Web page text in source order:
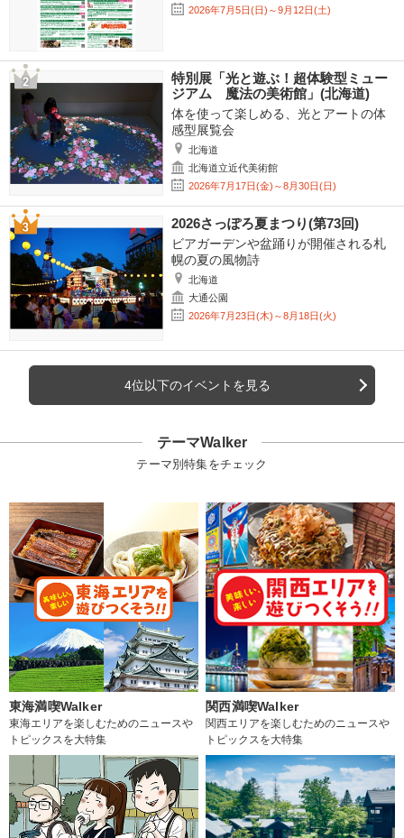
2026年7月5日(日)～9月12日(土)
特別展「光と遊ぶ！超体験型ミュー
ジアム 魔法の美術館」(北海道)
体を使って楽しめる、光とアートの体
感型展覧会
北海道
北海道立近代美術館
2026年7月17日(金)～8月30日(日)
2026さっぽろ夏まつり(第73回)
ビアガーデンや盆踊りが開催される札
幌の夏の風物詩
北海道
大通公園
2026年7月23日(木)～8月18日(火)
4位以下のイベントを見る
テーマWalker
テーマ別特集をチェック
東海満喫Walker
東海エリアを楽しむためのニュースや
トピックスを大特集
関西満喫Walker
関西エリアを楽しむためのニュースや
トピックスを大特集